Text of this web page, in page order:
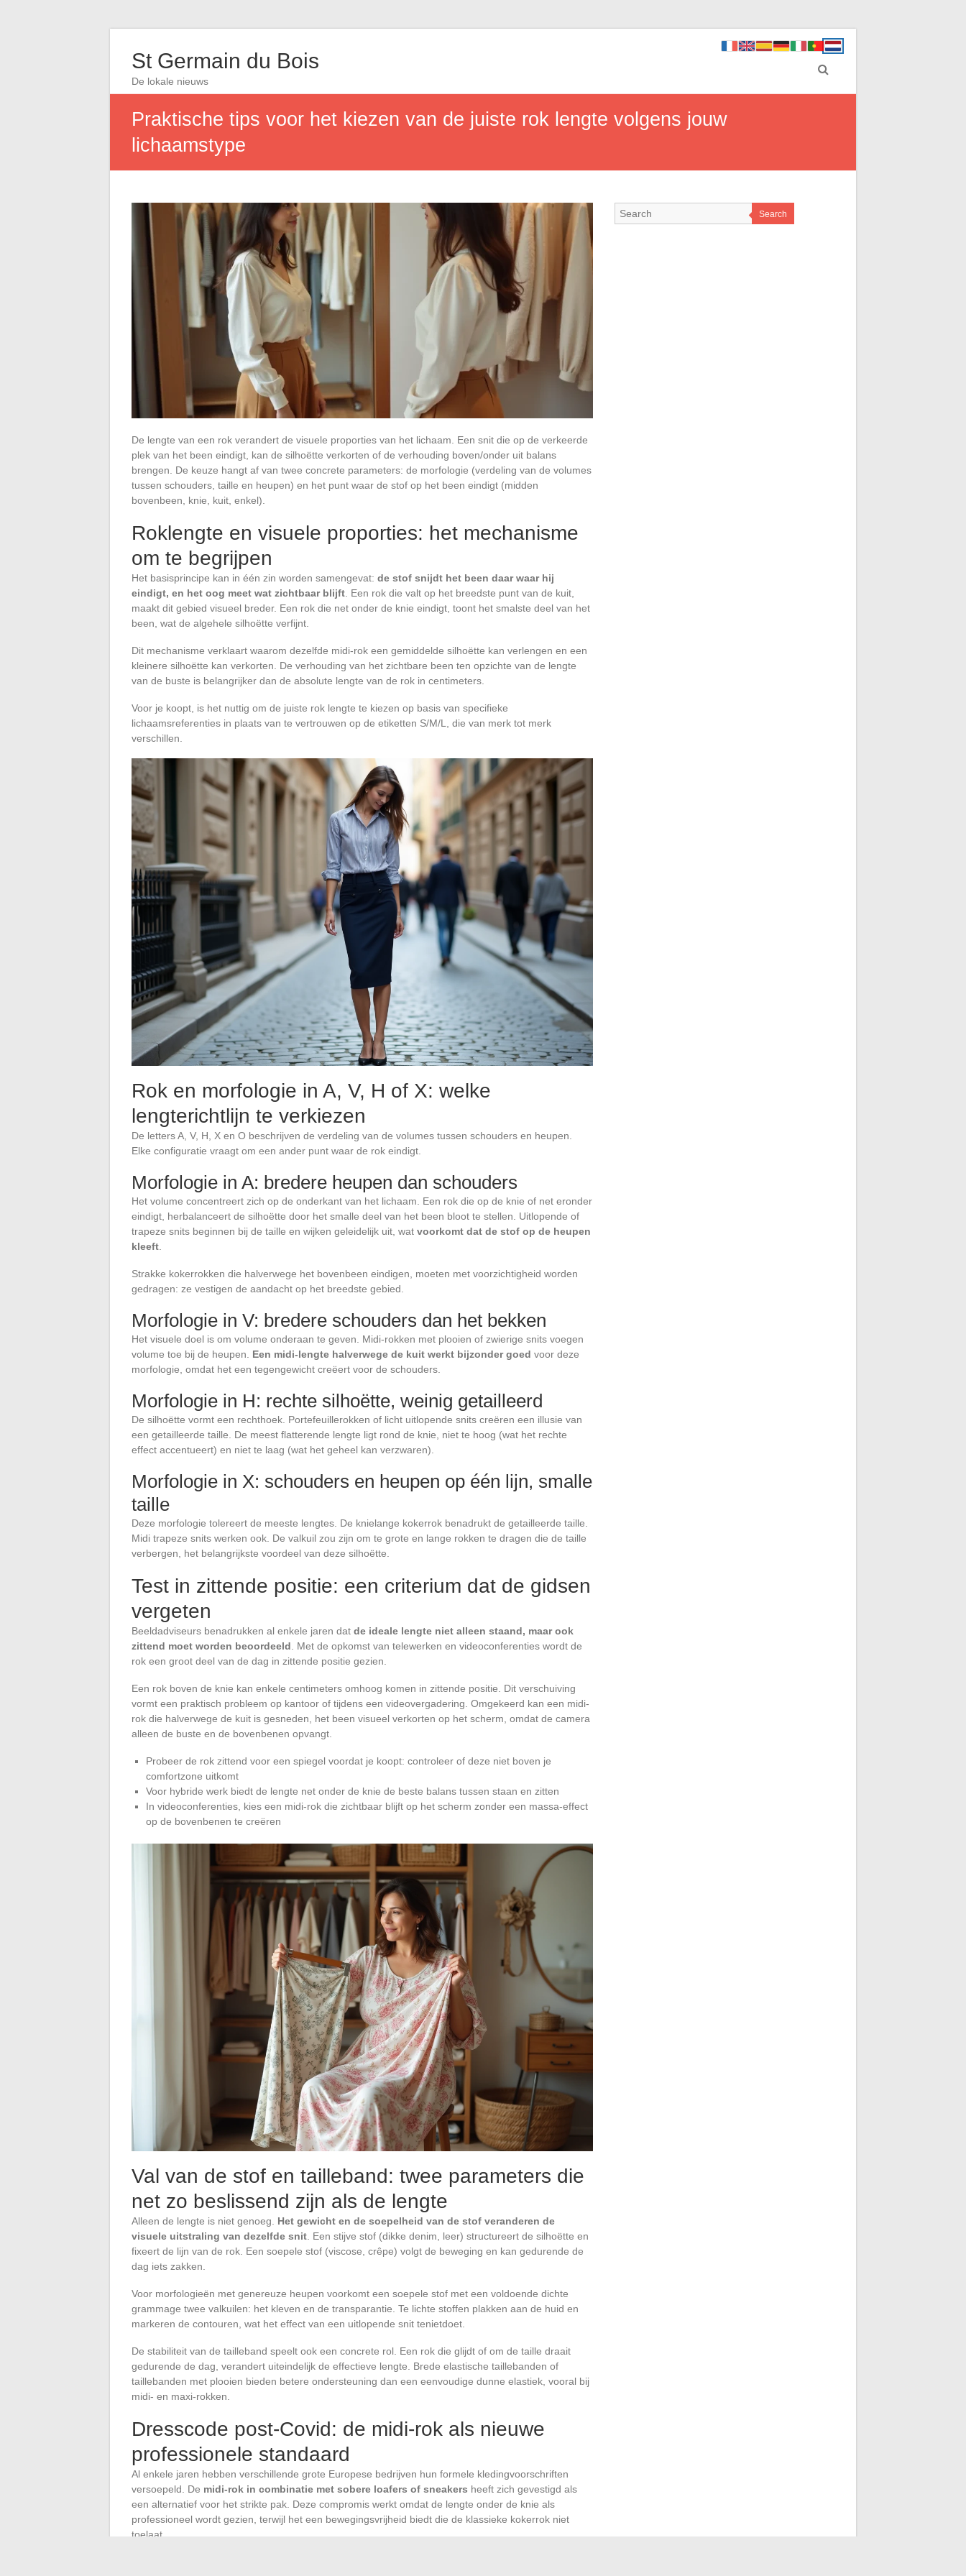
St Germain du Bois
De lokale nieuws
Praktische tips voor het kiezen van de juiste rok lengte volgens jouw
lichaamstype
De lengte van een rok verandert de visuele proporties van het lichaam. Een snit die op de verkeerde
plek van het been eindigt, kan de silhoëtte verkorten of de verhouding boven/onder uit balans
brengen. De keuze hangt af van twee concrete parameters: de morfologie (verdeling van de volumes
tussen schouders, taille en heupen) en het punt waar de stof op het been eindigt (midden
bovenbeen, knie, kuit, enkel).
Roklengte en visuele proporties: het mechanisme
om te begrijpen
Het basisprincipe kan in één zin worden samengevat: de stof snijdt het been daar waar hij
eindigt, en het oog meet wat zichtbaar blijft . Een rok die valt op het breedste punt van de kuit,
maakt dit gebied visueel breder. Een rok die net onder de knie eindigt, toont het smalste deel van het
been, wat de algehele silhoëtte verfijnt.
Dit mechanisme verklaart waarom dezelfde midi-rok een gemiddelde silhoëtte kan verlengen en een
kleinere silhoëtte kan verkorten. De verhouding van het zichtbare been ten opzichte van de lengte
van de buste is belangrijker dan de absolute lengte van de rok in centimeters.
Voor je koopt, is het nuttig om de juiste rok lengte te kiezen op basis van specifieke
lichaamsreferenties in plaats van te vertrouwen op de etiketten S/M/L, die van merk tot merk
verschillen.
Rok en morfologie in A, V, H of X: welke
lengterichtlijn te verkiezen
De letters A, V, H, X en O beschrijven de verdeling van de volumes tussen schouders en heupen.
Elke configuratie vraagt om een ander punt waar de rok eindigt.
Morfologie in A: bredere heupen dan schouders
Het volume concentreert zich op de onderkant van het lichaam. Een rok die op de knie of net eronder
eindigt, herbalanceert de silhoëtte door het smalle deel van het been bloot te stellen. Uitlopende of
trapeze snits beginnen bij de taille en wijken geleidelijk uit, wat voorkomt dat de stof op de heupen
kleeft
Strakke kokerrokken die halverwege het bovenbeen eindigen, moeten met voorzichtigheid worden
gedragen: ze vestigen de aandacht op het breedste gebied.
Morfologie in V: bredere schouders dan het bekken
Het visuele doel is om volume onderaan te geven. Midi-rokken met plooien of zwierige snits voegen
volume toe bij de heupen. Een midi-lengte halverwege de kuit werkt bijzonder goed voor deze
morfologie, omdat het een tegengewicht creëert voor de schouders.
Morfologie in H: rechte silhoëtte, weinig getailleerd
De silhoëtte vormt een rechthoek. Portefeuillerokken of licht uitlopende snits creëren een illusie van
een getailleerde taille. De meest flatterende lengte ligt rond de knie, niet te hoog (wat het rechte
effect accentueert) en niet te laag (wat het geheel kan verzwaren).
Morfologie in X: schouders en heupen op één lijn, smalle
taille
Deze morfologie tolereert de meeste lengtes. De knielange kokerrok benadrukt de getailleerde taille.
Midi trapeze snits werken ook. De valkuil zou zijn om te grote en lange rokken te dragen die de taille
verbergen, het belangrijkste voordeel van deze silhoëtte.
Test in zittende positie: een criterium dat de gidsen
vergeten
Beeldadviseurs benadrukken al enkele jaren dat de ideale lengte niet alleen staand, maar ook
zittend moet worden beoordeeld . Met de opkomst van telewerken en videoconferenties wordt de
rok een groot deel van de dag in zittende positie gezien.
Een rok boven de knie kan enkele centimeters omhoog komen in zittende positie. Dit verschuiving
vormt een praktisch probleem op kantoor of tijdens een videovergadering. Omgekeerd kan een midi-
rok die halverwege de kuit is gesneden, het been visueel verkorten op het scherm, omdat de camera
alleen de buste en de bovenbenen opvangt.
Probeer de rok zittend voor een spiegel voordat je koopt: controleer of deze niet boven je
comfortzone uitkomt
Voor hybride werk biedt de lengte net onder de knie de beste balans tussen staan en zitten
In videoconferenties, kies een midi-rok die zichtbaar blijft op het scherm zonder een massa-effect
op de bovenbenen te creëren
Val van de stof en tailleband: twee parameters die
net zo beslissend zijn als de lengte
Alleen de lengte is niet genoeg. Het gewicht en de soepelheid van de stof veranderen de
visuele uitstraling van dezelfde snit . Een stijve stof (dikke denim, leer) structureert de silhoëtte en
fixeert de lijn van de rok. Een soepele stof (viscose, crêpe) volgt de beweging en kan gedurende de
dag iets zakken.
Voor morfologieën met genereuze heupen voorkomt een soepele stof met een voldoende dichte
grammage twee valkuilen: het kleven en de transparantie. Te lichte stoffen plakken aan de huid en
markeren de contouren, wat het effect van een uitlopende snit tenietdoet.
De stabiliteit van de tailleband speelt ook een concrete rol. Een rok die glijdt of om de taille draait
gedurende de dag, verandert uiteindelijk de effectieve lengte. Brede elastische taillebanden of
taillebanden met plooien bieden betere ondersteuning dan een eenvoudige dunne elastiek, vooral bij
midi- en maxi-rokken.
Dresscode post-Covid: de midi-rok als nieuwe
professionele standaard
Al enkele jaren hebben verschillende grote Europese bedrijven hun formele kledingvoorschriften
versoepeld. De midi-rok in combinatie met sobere loafers of sneakers heeft zich gevestigd als
een alternatief voor het strikte pak. Deze compromis werkt omdat de lengte onder de knie als
professioneel wordt gezien, terwijl het een bewegingsvrijheid biedt die de klassieke kokerrok niet
toelaat.
Search